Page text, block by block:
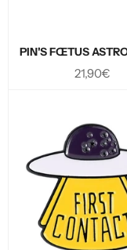
PIN'S FŒTUS
Prix
21,90€